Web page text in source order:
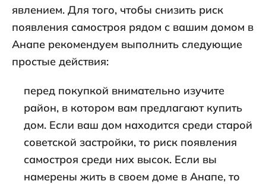
явлением. Для того, чтобы снизить риск
появления самостроя рядом с вашим домом в
Анапе рекомендуем выполнить следующие
простые действия:
перед покупкой внимательно изучите
район, в котором вам предлагают купить
дом. Если ваш дом находится среди старой
советской застройки, то риск появления
самостроя среди них высок. Если вы
намерены жить в своем доме в Анапе, то